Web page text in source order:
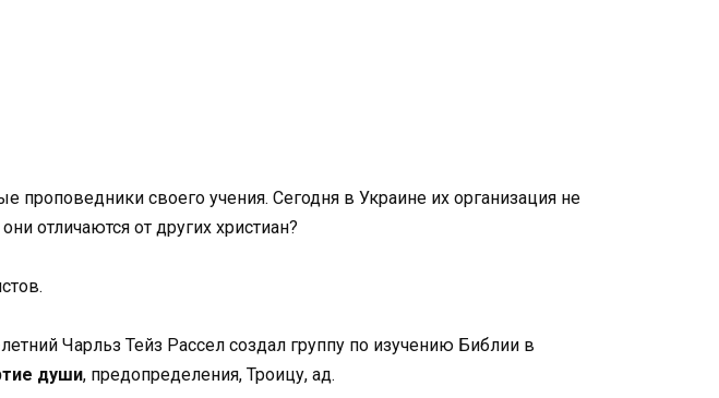
своего учения. Сегодня в Украине их организация не
отличаются от других христиан?
Чарльз Тейз Рассел создал группу по изучению Библии в
души, предопределения, Троицу, ад.